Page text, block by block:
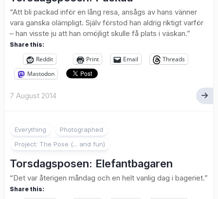
“Att bli packad inför en lång resa, ansågs av hans vänner
vara ganska olämpligt. Själv förstod han aldrig riktigt varför
– han visste ju att han omöjligt skulle få plats i väskan.”
Share this:
Reddit Print Email
Threads
Mastodon
7 August 2014
Everything
Photographed
Project: The Pose (... and fun)
Torsdagsposen: Elefantbagaren
“Det var återigen måndag och en helt vanlig dag i bageriet.”
Share this: